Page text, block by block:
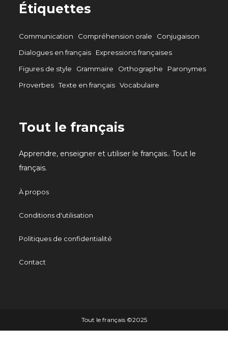
Étiquettes
Communication Compréhension orale
Conjugaison
Dialogues en français
Expressions françaises
Figures de style
Grammaire Orthographe
Paronymes
Proverbes Texte en français Vocabulaire
Tout le français
Apprendre, enseigner et utiliser le français.. Tout le
français.
À propos
Conditions d'utilisation
Politiques de confidentialité
Contact
Tout le français ©️2025